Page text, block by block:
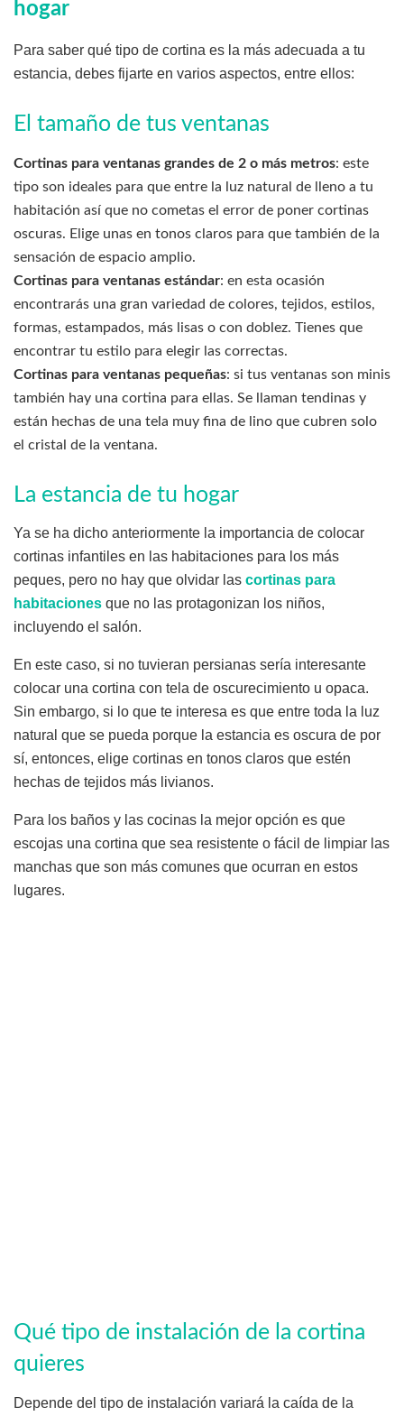
hogar
Para saber qué tipo de cortina es la más adecuada a tu
estancia, debes fijarte en varios aspectos, entre ellos:
El tamaño de tus ventanas
Cortinas para ventanas grandes de 2 o más metros: este
tipo son ideales para que entre la luz natural de lleno a tu
habitación así que no cometas el error de poner cortinas
oscuras. Elige unas en tonos claros para que también de la
sensación de espacio amplio.
Cortinas para ventanas estándar: en esta ocasión
encontrarás una gran variedad de colores, tejidos, estilos,
formas, estampados, más lisas o con doblez. Tienes que
encontrar tu estilo para elegir las correctas.
Cortinas para ventanas pequeñas: si tus ventanas son minis
también hay una cortina para ellas. Se llaman tendinas y
están hechas de una tela muy fina de lino que cubren solo
el cristal de la ventana.
La estancia de tu hogar
Ya se ha dicho anteriormente la importancia de colocar
cortinas infantiles en las habitaciones para los más
peques, pero no hay que olvidar las cortinas para
habitaciones que no las protagonizan los niños,
incluyendo el salón.
En este caso, si no tuvieran persianas sería interesante
colocar una cortina con tela de oscurecimiento u opaca.
Sin embargo, si lo que te interesa es que entre toda la luz
natural que se pueda porque la estancia es oscura de por
sí, entonces, elige cortinas en tonos claros que estén
hechas de tejidos más livianos.
Para los baños y las cocinas la mejor opción es que
escojas una cortina que sea resistente o fácil de limpiar las
manchas que son más comunes que ocurran en estos
lugares.
Qué tipo de instalación de la cortina
quieres
Depende del tipo de instalación variará la caída de la